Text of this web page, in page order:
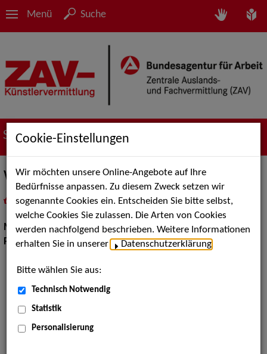
Menü Suche
Suche nach Künstler*innen
Wolli Rose
als PDF speichern
inMeine Merklistelegen
Musik:Pop, Rock & Tanzmusik
Pop Rock Tanzmusik:Oldies, Rock 'n' Roll & Jive
Cookie-Einstellungen
Wir möchten unsere Online-Angebote auf Ihre
Bedürfnisse anpassen. Zu diesem Zweck setzen wir
sogenannte Cookies ein. Entscheiden Sie bitte selbst,
welche Cookies Sie zulassen. Die Arten von Cookies
werden nachfolgend beschrieben. Weitere Informationen
erhalten Sie in unserer
Datenschutzerklärung
Bitte wählen Sie aus:
Technisch Notwendig
Statistik
Personalisierung